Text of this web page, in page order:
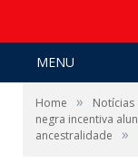
MENU
Home » Notícias
negra incentiva
ancestralidade
»